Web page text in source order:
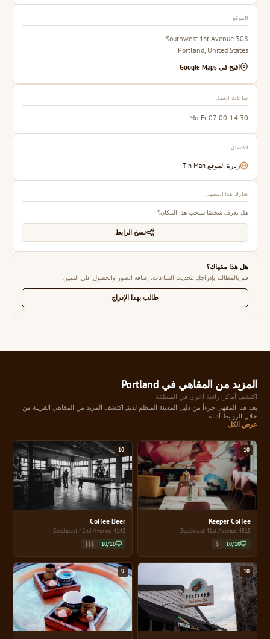
الموقع
308 Southwest 1st Avenue
Portland, United States
افتح في Google Maps
ساعات العمل
Mo-Fr 07:00-14:30
الاتصال
زيارة الموقع Tin Man
شارك هذا المقهى
هل تعرف شخصًا سيحب هذا المكان؟
نسخ الرابط
هل هذا مقهاك؟
قم بالمطالبة بإدراجك لتحديث الساعات، إضافة الصور والحصول على التميز.
طالب بهذا الإدراج
المزيد من المقاهي في Portland
اكتشف أماكن رائعة أخرى في المنطقة
يعد هذا المقهى جزءاً من دليل المدينة المنظم لدينا, اكتشف المزيد من المقاهي القريبة من
خلال الروابط أدناه.
عرض الكل →
10
Keeper Coffee
4515 Southeast 41st Avenue
10/10
$
10
Coffee Beer
4142 Southeast 42nd Avenue
10/10
$$$
10
9